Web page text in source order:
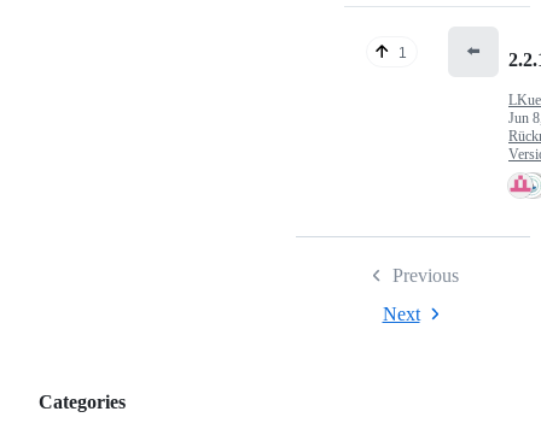
Categories,
Categories
1 ⬅️
Jun
Previous
Next